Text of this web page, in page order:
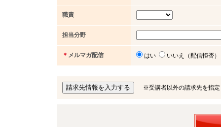
職責
担当分野
＊ メルマガ配信 はい いいえ（配信拒否）
※受講者以外の請求先を指定